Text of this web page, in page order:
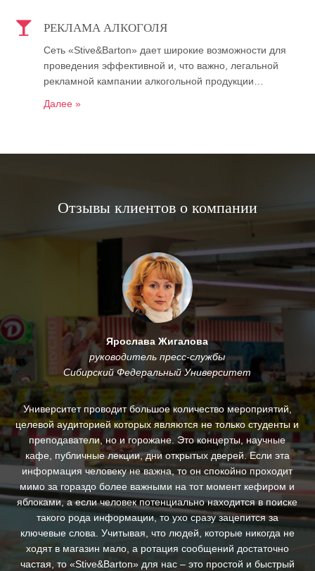
РЕКЛАМА АЛКОГОЛЯ
Сеть «Stive&Barton» дает широкие возможности для
проведения эффективной и, что важно, легальной
рекламной кампании алкогольной продукции…
Далее »
Отзывы клиентов о компании
Ярослава Жигалова
руководитель пресс-службы
Сибирский Федеральный Университет
Университет проводит большое количество мероприятий,
целевой аудиторией которых являются не только студенты и
преподаватели, но и горожане. Это концерты, научные
кафе, публичные лекции, дни открытых дверей. Если эта
информация человеку не важна, то он спокойно проходит
мимо за гораздо более важными на тот момент кефиром и
яблоками, а если человек потенциально находится в поиске
такого рода информации, то ухо сразу зацепится за
ключевые слова. Учитывая, что людей, которые никогда не
ходят в магазин мало, а ротация сообщений достаточно
частая, то «Stive&Barton» для нас – это простой и быстрый